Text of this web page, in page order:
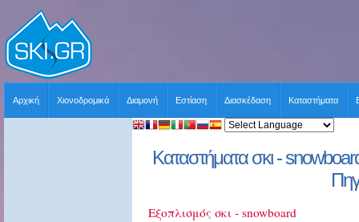
Αρχική Χιονοδρομικά Διαμονή Εστίαση Διασκέδαση Καταστήματα
Καταστήματα σκι -
Εξοπλισμός σκι - snowboard